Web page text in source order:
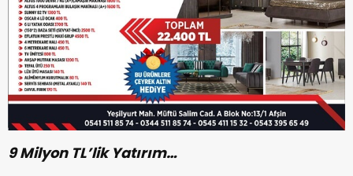
9 Milyon TL’lik Yatırım…